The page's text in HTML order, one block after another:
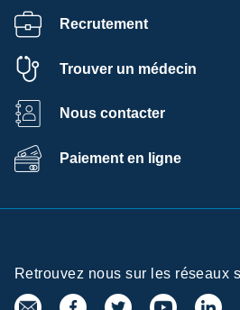
Recrutement
Trouver un médecin
Nous contacter
Paiement en ligne
Retrouvez nous sur les réseaux